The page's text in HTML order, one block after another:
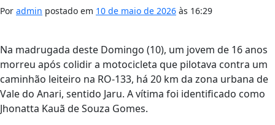
Por admin postado em 10 de maio de 2026 às 16:29
Na madrugada deste Domingo (10), um jovem de 16 anos
morreu após colidir a motocicleta que pilotava contra um
caminhão leiteiro na RO-133, há 20 km da zona urbana de
Vale do Anari, sentido Jaru. A vítima foi identificado como
Jhonatta Kauã de Souza Gomes.